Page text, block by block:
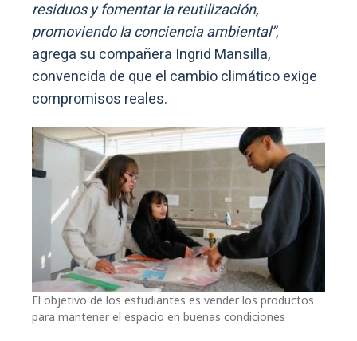
residuos y fomentar la reutilización,
promoviendo la conciencia ambiental”,
agrega su compañera Ingrid Mansilla,
convencida de que el cambio climático exige
compromisos reales.
El objetivo de los estudiantes es vender los productos
para mantener el espacio en buenas condiciones